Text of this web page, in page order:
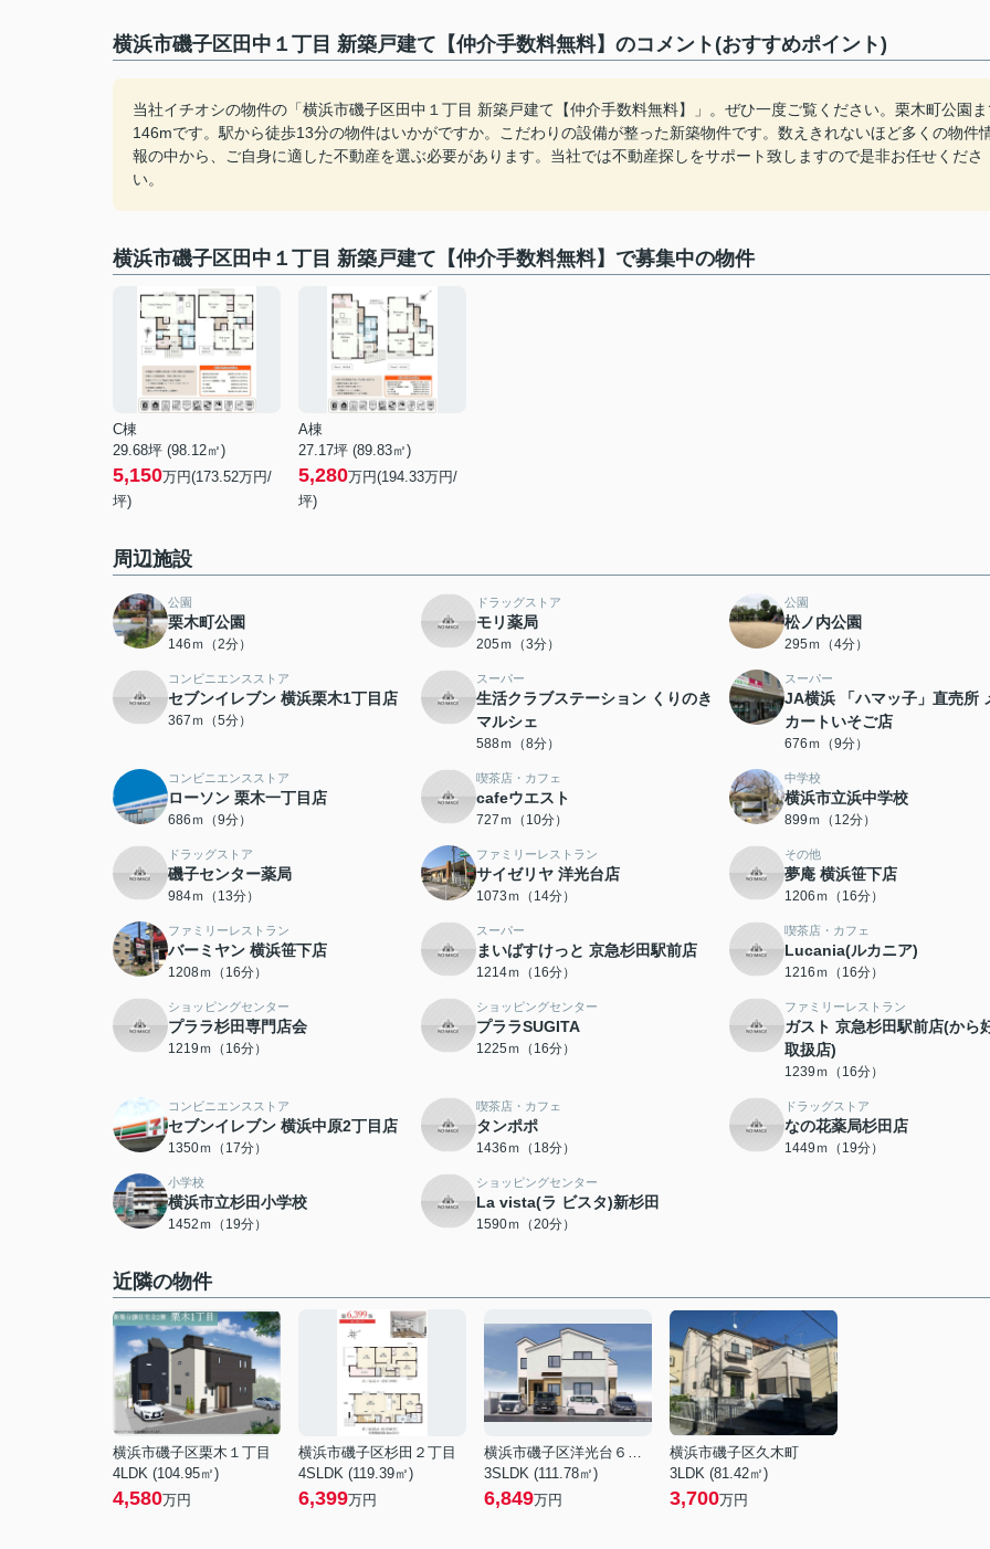
横浜市磯子区田中１丁目 新築戸建て【仲介手数料無料】のコメント(おすすめポイント)
当社イチオシの物件の「横浜市磯子区田中１丁目 新築戸建て【仲介手数料無料】」。ぜひ一度ご覧ください。栗木町公園
146mです。駅から徒歩13分の物件はいかがですか。こだわりの設備が整った新築物件です。数えきれないほど多くの物件
報の中から、ご自身に適した不動産を選ぶ必要があります。当社では不動産探しをサポート致しますので是非お任せくださ
い。
横浜市磯子区田中１丁目 新築戸建て【仲介手数料無料】で募集中の物件
C棟
29.68坪 (98.12㎡)
5,150万円(173.52万円/
坪)
A棟
27.17坪 (89.83㎡)
5,280万円(194.33万円/
坪)
周辺施設
公園
栗木町公園
146ｍ（2分）
ドラッグストア
モリ薬局
205ｍ（3分）
公園
松ノ内公園
295ｍ（4分）
コンビニエンスストア
セブンイレブン 横浜栗木1丁目店
367ｍ（5分）
スーパー
生活クラブステーション くりのき
マルシェ
588ｍ（8分）
スーパー
JA横浜 「ハマッ子」直売所
カートいそご店
676ｍ（9分）
コンビニエンスストア
ローソン 栗木一丁目店
686ｍ（9分）
喫茶店・カフェ
cafeウエスト
727ｍ（10分）
中学校
横浜市立浜中学校
899ｍ（12分）
ドラッグストア
磯子センター薬局
984ｍ（13分）
ファミリーレストラン
サイゼリヤ 洋光台店
1073ｍ（14分）
その他
夢庵 横浜笹下店
1206ｍ（16分）
ファミリーレストラン
バーミヤン 横浜笹下店
1208ｍ（16分）
スーパー
まいばすけっと 京急杉田駅前店
1214ｍ（16分）
喫茶店・カフェ
Lucania(ルカニア)
1216ｍ（16分）
ショッピングセンター
プララ杉田専門店会
1219ｍ（16分）
ショッピングセンター
プララSUGITA
1225ｍ（16分）
ファミリーレストラン
ガスト 京急杉田駅前店(から
取扱店)
1239ｍ（16分）
コンビニエンスストア
セブンイレブン 横浜中原2丁目店
1350ｍ（17分）
喫茶店・カフェ
タンポポ
1436ｍ（18分）
ドラッグストア
なの花薬局杉田店
1449ｍ（19分）
小学校
横浜市立杉田小学校
1452ｍ（19分）
ショッピングセンター
La vista(ラ ビスタ)新杉田
1590ｍ（20分）
近隣の物件
横浜市磯子区栗木１丁目
4LDK (104.95㎡)
4,580万円
横浜市磯子区杉田２丁目
4SLDK (119.39㎡)
6,399万円
横浜市磯子区洋光台６丁目
3SLDK (111.78㎡)
6,849万円
横浜市磯子区久木町
3LDK (81.42㎡)
3,700万円